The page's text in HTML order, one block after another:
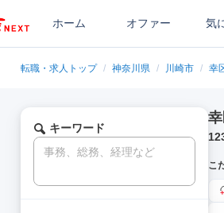
ホーム オファー 気
転職・求人トップ / 神奈川県 / 川崎市 / 幸
キーワード
こ